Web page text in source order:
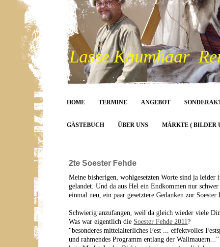
Lasse Kaumhaar
HOME TERMINE ANGEBOT
GÄSTEBUCH ÜBER UNS MÄRKTE ( BILDER
2te Soester Fehde
Meine bisherigen, wohlgesetzten Worte sind ja leider
gelandet. Und da aus Hel ein Endkommen nur
einmal neu, ein paar gesetztere Gedanken zur Soester
Schwierig anzufangen, weil da gleich wieder viele
Was war eigentlich die Soester Fehde 2011?
"besonderes mittelalterliches Fest ... effektvolles
und rahmendes Programm entlang der